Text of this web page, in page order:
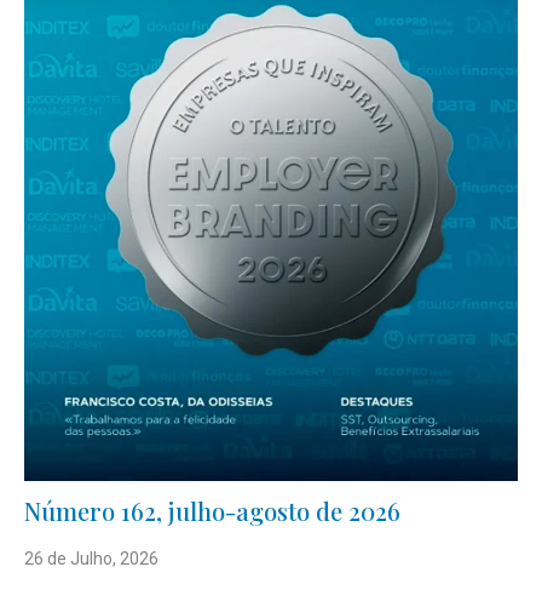
Número 162, julho-agosto de 2026
26 de Julho, 2026